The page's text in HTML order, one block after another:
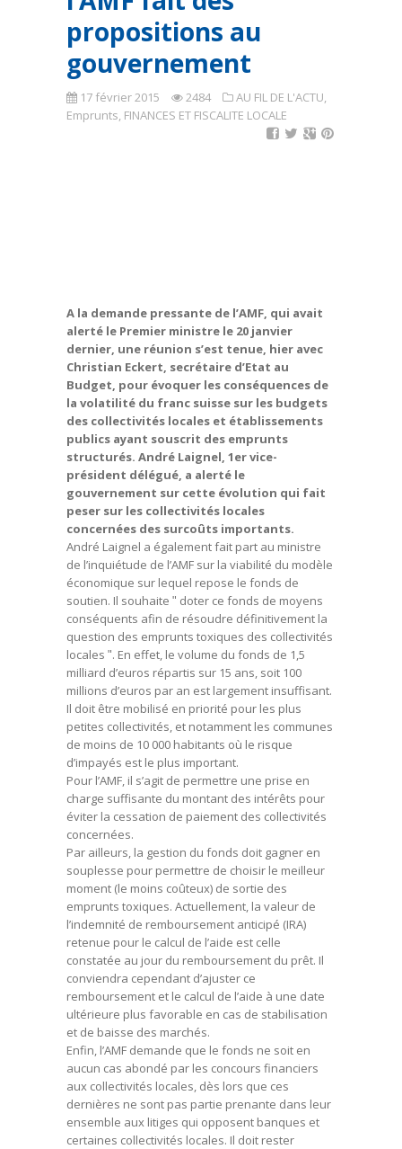
propositions au
gouvernement
17 février 2015 2484 AU FIL DE L'ACTU,
Emprunts, FINANCES ET FISCALITE LOCALE
A la demande pressante de l’AMF, qui avait
alerté le Premier ministre le 20 janvier
dernier, une réunion s’est tenue, hier avec
Christian Eckert, secrétaire d’Etat au
Budget, pour évoquer les conséquences de
la volatilité du franc suisse sur les budgets
des collectivités locales et établissements
publics ayant souscrit des emprunts
structurés. André Laignel, 1er vice-
président délégué, a alerté le
gouvernement sur cette évolution qui fait
peser sur les collectivités locales
concernées des surcoûts importants.
André Laignel a également fait part au ministre
de l’inquiétude de l’AMF sur la viabilité du modèle
économique sur lequel repose le fonds de
soutien. Il souhaite ʺ doter ce fonds de moyens
conséquents afin de résoudre définitivement la
question des emprunts toxiques des collectivités
locales ʺ. En effet, le volume du fonds de 1,5
milliard d’euros répartis sur 15 ans, soit 100
millions d’euros par an est largement insuffisant.
Il doit être mobilisé en priorité pour les plus
petites collectivités, et notamment les communes
de moins de 10 000 habitants où le risque
d’impayés est le plus important.
Pour l’AMF, il s’agit de permettre une prise en
charge suffisante du montant des intérêts pour
éviter la cessation de paiement des collectivités
concernées.
Par ailleurs, la gestion du fonds doit gagner en
souplesse pour permettre de choisir le meilleur
moment (le moins coûteux) de sortie des
emprunts toxiques. Actuellement, la valeur de
l’indemnité de remboursement anticipé (IRA)
retenue pour le calcul de l’aide est celle
constatée au jour du remboursement du prêt. Il
conviendra cependant d’ajuster ce
remboursement et le calcul de l’aide à une date
ultérieure plus favorable en cas de stabilisation
et de baisse des marchés.
Enfin, l’AMF demande que le fonds ne soit en
aucun cas abondé par les concours financiers
aux collectivités locales, dès lors que ces
dernières ne sont pas partie prenante dans leur
ensemble aux litiges qui opposent banques et
certaines collectivités locales. Il doit rester